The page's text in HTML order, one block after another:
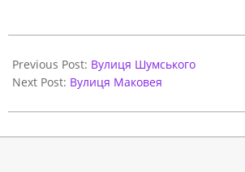
05-
31
Previous Post: Вулиця Шумського
Next Post: Вулиця Маковея